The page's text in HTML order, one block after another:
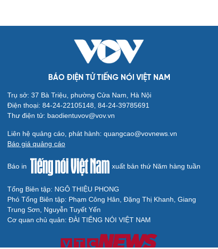
BÁO ĐIỆN TỬ TIẾNG NÓI VIỆT NAM
Trụ sở: 37 Bà Triệu, phường Cửa Nam, Hà Nội
Điện thoại: 84-24-22105148, 84-24-39785691
Thư điện tử: baodientuvov@vov.vn
Liên hệ quảng cáo, phát hành: quangcao@vovnews.vn
Báo giá quảng cáo
Báo in xuất bản thứ Năm hàng tuần
Tổng Biên tập: NGÔ THIỆU PHONG
Phó Tổng Biên tập: Phạm Công Hân, Đặng Thị Khanh, Giang
Trung Sơn, Nguyễn Tuyết Yến
Cơ quan chủ quản: ĐÀI TIẾNG NÓI VIỆT NAM